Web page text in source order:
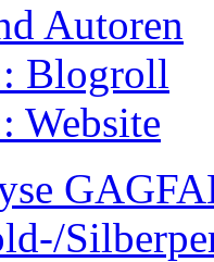
Autoren
Blogroll
Website